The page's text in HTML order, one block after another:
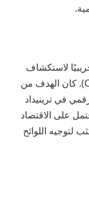
تجريبيًا لاستكشاف
جدوى العملة الرقمية للبنك المركزي (CBDC). كان الهدف من
في ترينيداد
على الاقتصاد
لتوجيه اللوائح